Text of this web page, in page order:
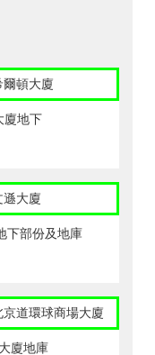
爾頓大廈
廈地下
遜大廈
下部份及地庫
京道環球商場大廈
廈地庫